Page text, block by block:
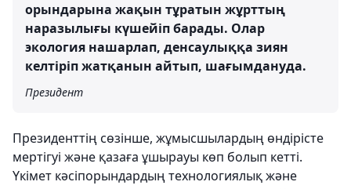
орындарына жақын тұратын жұрттың
наразылығы күшейіп барады. Олар
экология нашарлап, денсаулыққа зиян
келтіріп жатқанын айтып, шағымдануда.
Президент
Президенттің сөзінше, жұмысшылардың өндірісте
мертігуі және қазаға ұшырауы көп болып кетті.
Үкімет кәсіпорындардың технологиялық және